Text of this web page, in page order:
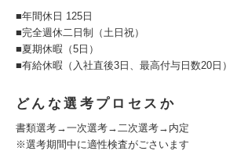
■年間休日 125日
■完全週休二日制（土日祝）
■夏期休暇（5日）
■有給休暇（入社直後3日、最高付与日数20日）
どんな選考プロセスか
書類選考→一次選考→二次選考→内定
※選考期間中に適性検査がごさいます